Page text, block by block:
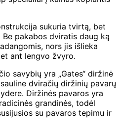
sukuria tvirtą, bet
pakabos dviratis daug ką
nors jis išlieka
ant lengvo žvyro.
savybių yra „Gates“ diržinė
dviračių diržinių pavarų
Diržinės pavaros yra
grandinės, todėl
su pavaros tepimu ir